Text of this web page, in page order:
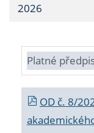
2026
Platné
OD č. 8/